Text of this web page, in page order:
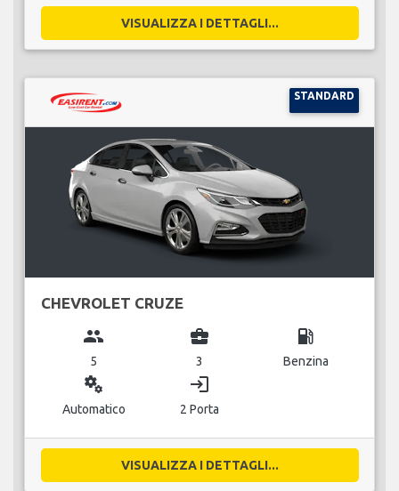
VISUALIZZA I DETTAGLI...
STANDARD
CHEVROLET CRUZE
group
5
business_center
3
local_gas_station
Benzina
miscellaneous_services
Automatico
login
2 Porta
VISUALIZZA I DETTAGLI...